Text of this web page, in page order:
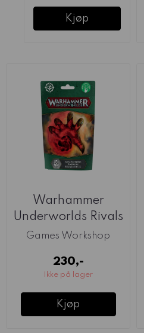
Kjøp
Warhammer
Underworlds Rivals
Deck: Realmstone
Games Workshop
230,-
Ikke på lager
Kjøp